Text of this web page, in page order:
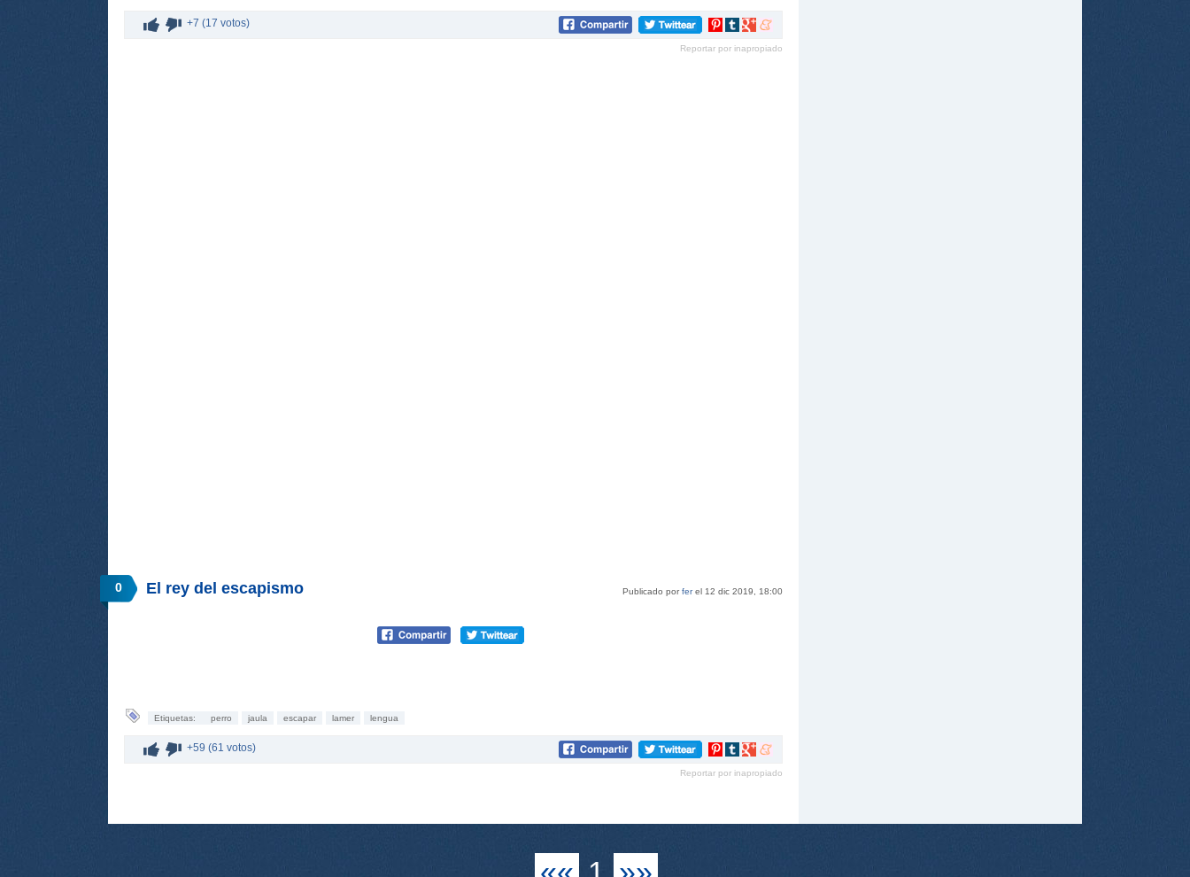
+7 (17 votos)
Compartir
Pinterest
Compartir
tumblr
Compartir
Google+
Compartir
meneame
Reportar por inapropiado
0 Publicado porferel 12 dic 2019, 18:00
El rey del escapismo
Etiquetas: perro jaula escapar lamer lengua
+59 (61 votos)
Compartir
Pinterest
Compartir
tumblr
Compartir
Google+
Compartir
meneame
Reportar por inapropiado